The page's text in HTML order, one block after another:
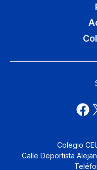
Colegio
Calle Deportista